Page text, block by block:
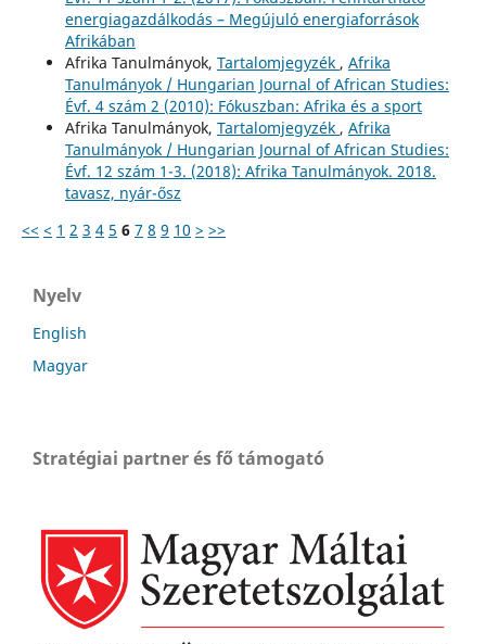
energiagazdálkodás – Megújuló energiaforrások
Afrikában
Afrika Tanulmányok, Tartalomjegyzék , Afrika
Tanulmányok / Hungarian Journal of African Studies:
Évf. 4 szám 2 (2010): Fókuszban: Afrika és a sport
Afrika Tanulmányok, Tartalomjegyzék , Afrika
Tanulmányok / Hungarian Journal of African Studies:
Évf. 12 szám 1-3. (2018): Afrika Tanulmányok. 2018.
tavasz, nyár-ősz
<< < 1 2 3 4 5 6 7 8 9 10 > >>
Nyelv
English
Magyar
Stratégiai partner és fő támogató